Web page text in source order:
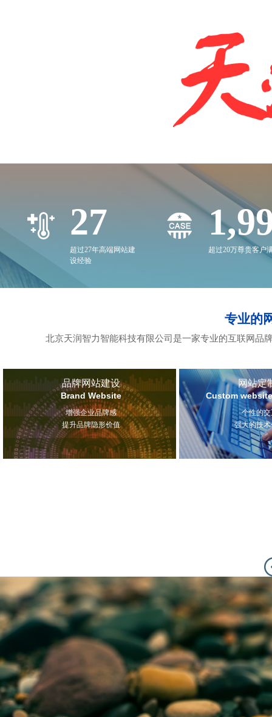
27
超过27年高端网站建
设经验
超过20万尊贵客户
专业的
北京天润智力智能科技有限公司是一家专业的互联网品
品牌网站建设
Brand Website
增强企业品牌感
提升品牌隐形价值
网站定
Custom
个性的
强大的技